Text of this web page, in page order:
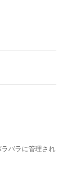
バラに管理され